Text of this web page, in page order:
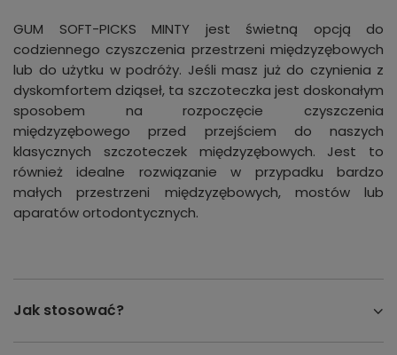
GUM SOFT-PICKS MINTY jest świetną opcją do
codziennego czyszczenia przestrzeni międzyzębowych
lub do użytku w podróży. Jeśli masz już do czynienia z
dyskomfortem dziąseł, ta szczoteczka jest doskonałym
sposobem na rozpoczęcie czyszczenia
międzyzębowego przed przejściem do naszych
klasycznych szczoteczek międzyzębowych. Jest to
również idealne rozwiązanie w przypadku bardzo
małych przestrzeni międzyzębowych, mostów lub
aparatów ortodontycznych.
Jak stosować?